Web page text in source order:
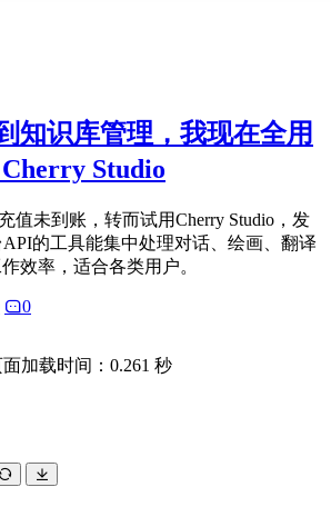
知识库管理，我现在全用
Studio
值未到账，转而试用Cherry Studio，发
的工具能集中处理对话、绘画、翻译
效率，适合各类用户。
0
面加载时间：0.261 秒